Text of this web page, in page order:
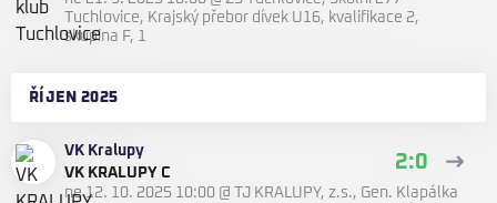
Tuchlovice, Krajský přebor dívek U16, kvalifikace 2,
skupina F, 1
ŘÍJEN 2025
VK Kralupy
VK KRALUPY C
2:0
ne 12. 10. 2025 10:00 @
TJ KRALUPY, z.s., Gen. Klapálka